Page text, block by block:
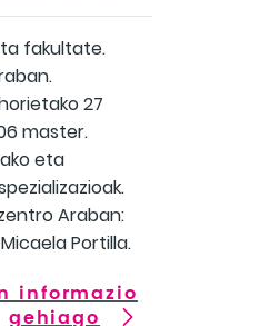
fakultate.
27
master.
eta
Araban:
Portilla.
informazio
gehiago